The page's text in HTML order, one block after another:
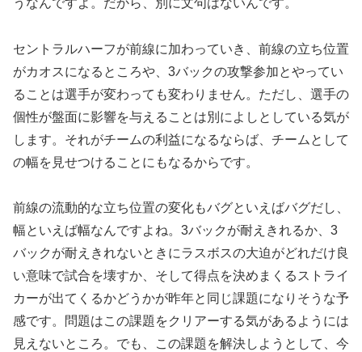
セントラルハーフが前線に加わっていき、前線の立ち位置
がカオスになるところや、3バックの攻撃参加とやってい
ることは選手が変わっても変わりません。ただし、選手の
個性が盤面に影響を与えることは別によしとしている気が
します。それがチームの利益になるならば、チームとして
の幅を見せつけることにもなるからです。
前線の流動的な立ち位置の変化もバグといえばバグだし、
幅といえば幅なんですよね。3バックが耐えきれるか、3
バックが耐えきれないときにラスボスの大迫がどれだけ良
い意味で試合を壊すか、そして得点を決めまくるストライ
カーが出てくるかどうかが昨年と同じ課題になりそうな予
感です。問題はこの課題をクリアーする気があるようには
見えないところ。でも、この課題を解決しようとして、今